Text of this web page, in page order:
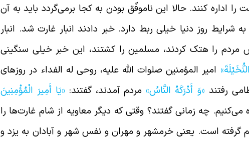
اداره کنند. حالا این ناموفّق بودن به کجا برمی‌گردد باید به آن
شرایط روز دنیا خیلی ربط دارد. خبر دادند انبار غارت شد. انبار
مردم را هتک کردند، مسلمین را کشتند، این خبر خیلی سنگینی
امیر المؤمنین صلوات الله علیه، روحی له الفداء در روزهای
رفتند «وَ أَدْرَكَهُ النَّاسُ» مردم آمدند، گفتند: «يَا أَمِيرَ الْمُؤْمِنِينَ
می‌کنیم. چه زمانی گفتند؟ وقتی که دیگر معاویه از شام غارت‌ها را
گرفته است. یعنی خرمشهر و مهران و نفس شهر و آبادان به یزد و